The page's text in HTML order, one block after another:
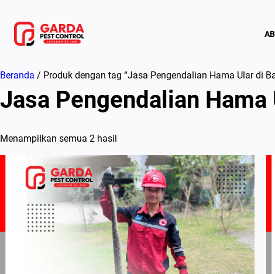
konten
Beranda / Produk dengan tag “Jasa Pengendalian Hama Ular di
Jasa Pengendalian
Menampilkan semua 2 hasil